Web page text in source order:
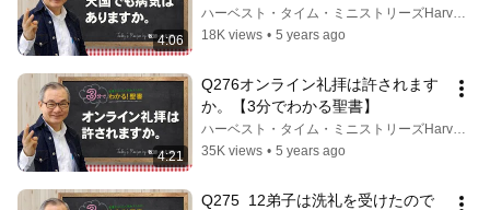
4:06
ハーベスト・タイム・ミニストリーズHarvest Time Ministries
18K views • 5 years ago
4:21
Q276オンライン礼拝は許されます
か。【3分でわかる聖書】
ハーベスト・タイム・ミニストリーズHarvest Time Ministries
35K views • 5 years ago
Q275  12弟子は洗礼を受けたので